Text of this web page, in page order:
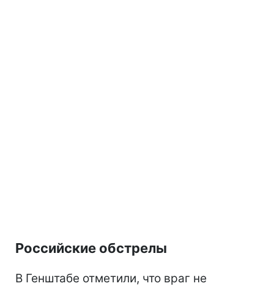
Российские обстрелы
В Генштабе отметили, что враг не